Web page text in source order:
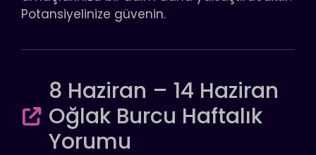
Potansiyelinize güvenin.
8 Haziran – 14 Haziran
Oğlak Burcu Haftalık
Yorumu